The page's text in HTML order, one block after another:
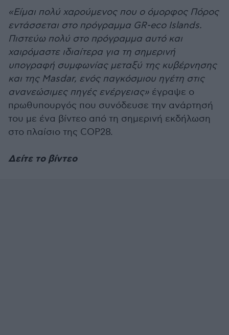
«Είμαι πολύ χαρούμενος που ο όμορφος Πόρος
εντάσσεται στο πρόγραμμα GR-eco Islands.
Πιστεύω πολύ στο πρόγραμμα αυτό και
χαιρόμαστε ιδιαίτερα για τη σημερινή
υπογραφή συμφωνίας μεταξύ της κυβέρνησης
και της Masdar, ενός παγκόσμιου ηγέτη στις
ανανεώσιμες πηγές ενέργειας» έγραψε ο
πρωθυπουργός που συνόδευσε την ανάρτησή
του με ένα βίντεο από τη σημερινή εκδήλωση
στο πλαίσιο της COP28.
Δείτε το βίντεο